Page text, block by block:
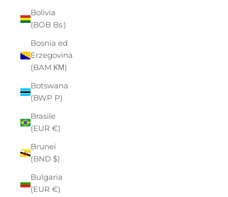
Bolivia
(BOB Bs.)
Bosnia ed
Erzegovina
(BAM КМ)
Botswana
(BWP P)
Brasile
(EUR €)
Brunei
(BND $)
Bulgaria
(EUR €)